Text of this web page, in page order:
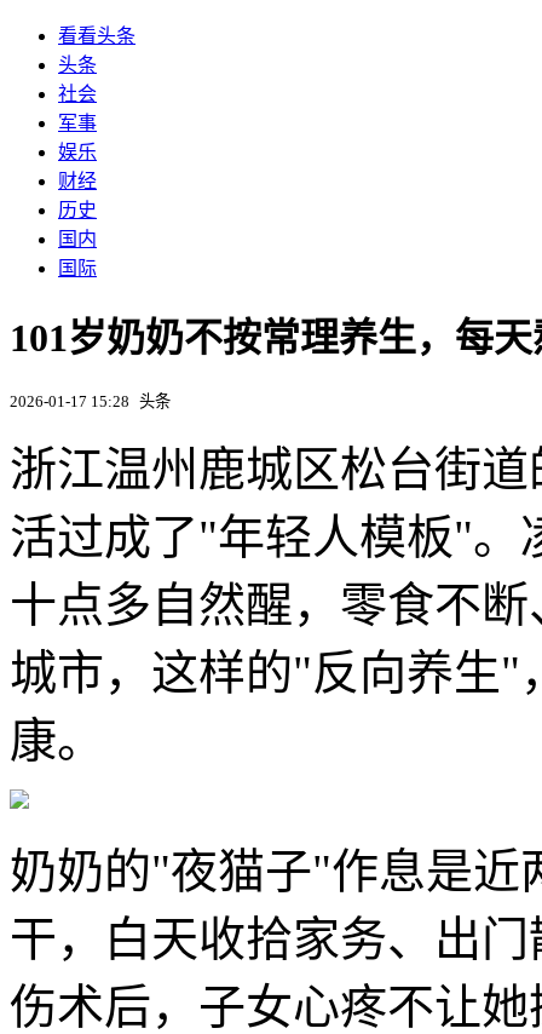
看看头条
头条
社会
军事
娱乐
财经
历史
国内
国际
101岁奶奶不按常理养生，每
2026-01-17 15:28 头条
浙江温州鹿城区松台街
活过成了"年轻人模板"。
十点多自然醒，零食不
城市，这样的"反向养生"
康。
奶奶的"夜猫子"作息是近
干，白天收拾家务、出
伤术后，子女心疼不让